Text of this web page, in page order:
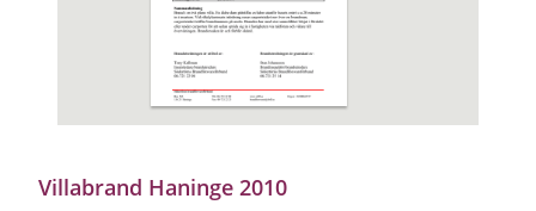
Villabrand Haninge 2010